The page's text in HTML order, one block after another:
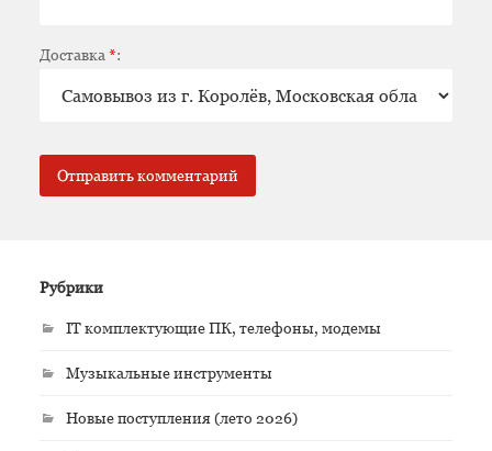
Доставка *:
Рубрики
IT комплектующие ПК, телефоны, модемы
Музыкальные инструменты
Новые поступления (лето 2026)